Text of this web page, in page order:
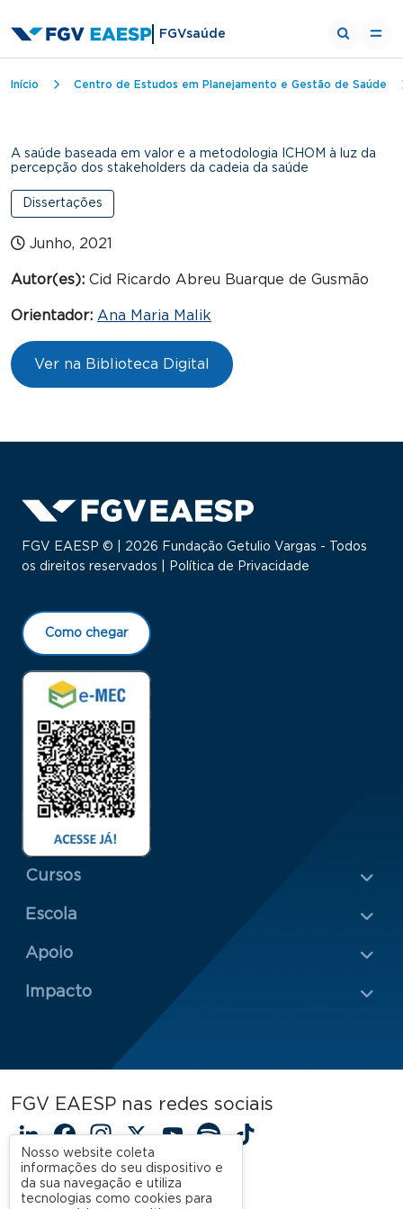
FGVsaúde
Trilha de navegação
Início Centro de Estudos em Planejamento e Gestão de Saúde
A saúde baseada em valor e a metodologia ICHOM à luz da
percepção dos stakeholders da cadeia da saúde
Dissertações
Junho, 2021
Autor(es): Cid Ricardo Abreu Buarque de Gusmão
Orientador: Ana Maria Malik
Ver na Biblioteca Digital
FGV EAESP © | 2026 Fundação Getulio Vargas - Todos
os direitos reservados |
Política de Privacidade
Como chegar
Menu Rodapé 1
Cursos
Escola
Rodapé 2
Apoio
Impacto
FGV EAESP nas redes sociais
LinkedIn
Facebook
Instagram
X YouTube
Spotify
Nosso website coleta
informações do seu dispositivo e
da sua navegação e utiliza
tecnologias como cookies para